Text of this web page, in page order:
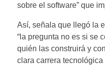
sobre el software” que
Así, señala que llegó la
“la pregunta no es si se
quién las construirá y
clara carrera